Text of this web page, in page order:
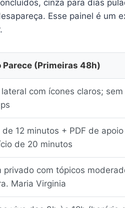
cinza para dias
Esse painel é um
Parece (Primeiras 48h)
com ícones claros; sem
12 minutos + PDF de apoio
de 20 minutos
privado com tópicos
Maria Virginia